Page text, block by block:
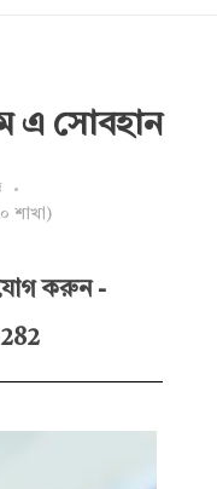
এ সোবহান
শাখা)
করুন -